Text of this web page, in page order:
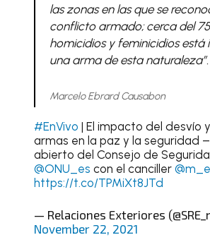
las zonas en las que se
conflicto armado; cerca del
homicidios y feminicidios está
una arma de esta naturaleza”.
Marcelo Ebrard Causabon
#EnVivo | El impacto del desvío
armas en la paz y la seguridad
abierto del Consejo de
@ONU_es con el canciller
https://t.co/TPMiXt8JTd
— Relaciones Exteriores
November 22, 2021